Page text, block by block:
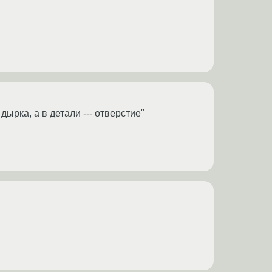
а в детали --- отверстие"